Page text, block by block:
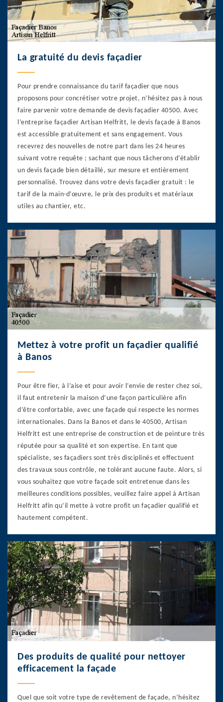
La gratuité du devis façadier
Pour prendre connaissance du tarif façadier que nous
proposons pour concrétiser votre projet, n’hésitez pas à nous
faire parvenir votre demande de devis façadier 40500. Avec
l’entreprise façadier Artisan Helfritt, le devis façade à Banos
est accessible gratuitement et sans engagement. Vous
recevrez des nouvelles de notre part dans les 24 heures
suivant votre requête ; sachant que nous tâcherons d’établir
un devis façade bien détaillé, sur mesure et entièrement
personnalisé. Trouvez dans votre devis façadier gratuit : le
tarif de la main-d’œuvre, le prix des produits et matériaux
utiles au chantier, etc.
Mettez à votre profit un façadier qualifié
à Banos
Pour être fier, à l’aise et pour avoir l’envie de rester chez soi,
il faut entretenir la maison d’une façon particulière afin
d’être confortable, avec une façade qui respecte les normes
internationales. Dans la Banos et dans le 40500, Artisan
Helfritt est une entreprise de construction et de peinture très
réputée pour sa qualité et son expertise. En tant que
spécialiste, ses façadiers sont très disciplinés et effectuent
des travaux sous contrôle, ne tolérant aucune faute. Alors, si
vous souhaitez que votre façade soit entretenue dans les
meilleures conditions possibles, veuillez faire appel à Artisan
Helfritt afin qu’il mette à votre profit un façadier qualifié et
hautement compétent.
Des produits de qualité pour nettoyer
efficacement la façade
Quel que soit votre type de revêtement de façade, n’hésitez